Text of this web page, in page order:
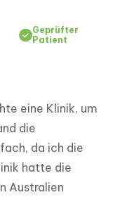
Geprüfter
Patient
eine Klinik, um
die
da ich die
hatte die
Australien